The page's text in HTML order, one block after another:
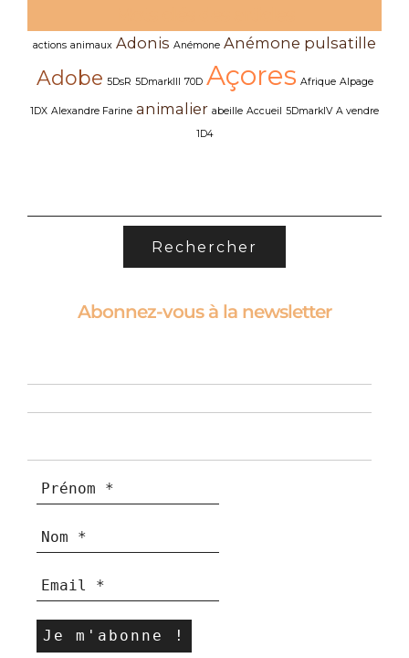
actions animaux Adonis Anémone Anémone pulsatille
Adobe 5DsR 5DmarkIII 70D Açores Afrique Alpage
1DX Alexandre Farine animalier abeille Accueil 5DmarkIV A vendre
1D4
Abonnez-vous à la newsletter